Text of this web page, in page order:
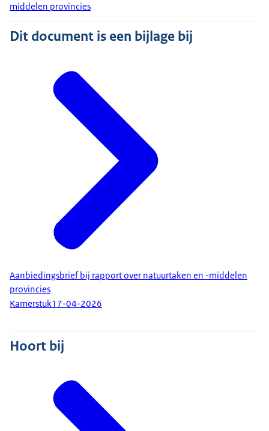
middelen provincies
Dit document is een bijlage bij
Aanbiedingsbrief bij rapport over natuurtaken en -middelen
provincies
Kamerstuk17-04-2026
Hoort bij